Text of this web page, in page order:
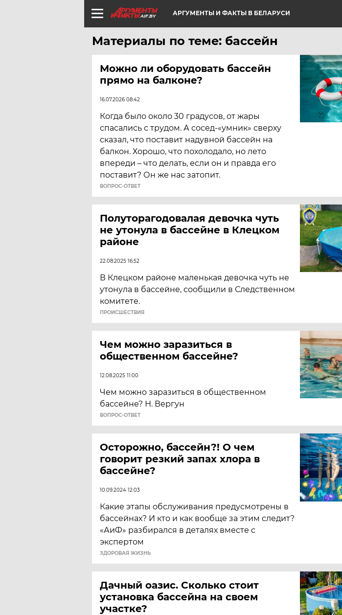
AIF.BY АРГУМЕНТЫ И ФАКТЫ В БЕЛАРУСИ
Материалы по теме: бассейн
Можно ли оборудовать бассейн
прямо на балконе?
16.07.2026 08:42
Когда было около 30 градусов, от жары
спасались с трудом. А сосед-«умник» сверху
сказал, что поставит надувной бассейн на
балкон. Хорошо, что похолодало, но лето
впереди – что делать, если он и правда его
поставит? Он же нас затопит.
ВОПРОС-ОТВЕТ
Полуторагодовалая девочка чуть
не утонула в бассейне в Клецком
районе
22.08.2025 16:52
В Клецком районе маленькая девочка чуть не
утонула в бассейне, сообщили в Следственном
комитете.
ПРОИСШЕСТВИЯ
Чем можно заразиться в
общественном бассейне?
12.08.2025 11:00
Чем можно заразиться в общественном
бассейне? Н. Вергун
ВОПРОС-ОТВЕТ
Осторожно, бассейн?! О чем
говорит резкий запах хлора в
бассейне?
10.09.2024 12:03
Какие этапы обслуживания предусмотрены в
бассейнах? И кто и как вообще за этим следит?
«АиФ» разбирался в деталях вместе с
экспертом
ЗДОРОВАЯ ЖИЗНЬ
Дачный оазис. Сколько стоит
установка бассейна на своем
участке?